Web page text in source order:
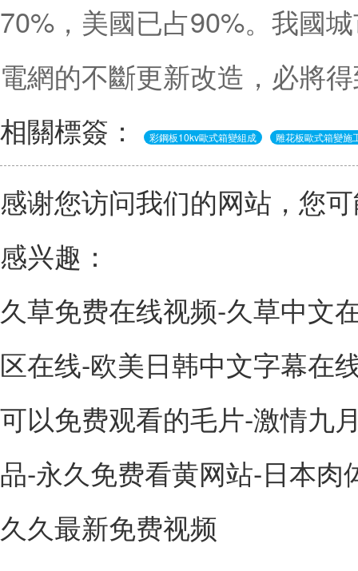
70%，美國已占90%。我國
電網的不斷更新改造，必將
相關標簽：
彩鋼板10kv歐式箱變組成 雕花板歐式箱變施
感谢您访问我们的网站，您
感兴趣：
久草免费在线视频-久草中文
区在线-欧美日韩中文字幕在
可以免费观看的毛片-激情九
品-永久免费看黄网站-日本
久久最新免费视频